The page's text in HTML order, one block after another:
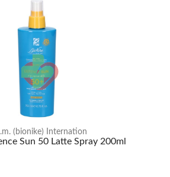
(bionike) Internation
Sun 50 Latte Spray 200ml